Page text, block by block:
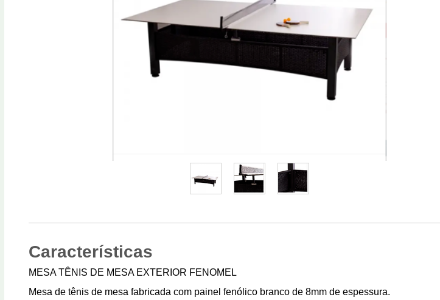
Características
MESA TÊNIS DE MESA EXTERIOR FENOMEL
Mesa de tênis de mesa fabricada com painel fenólico branco de 8mm de espessura.